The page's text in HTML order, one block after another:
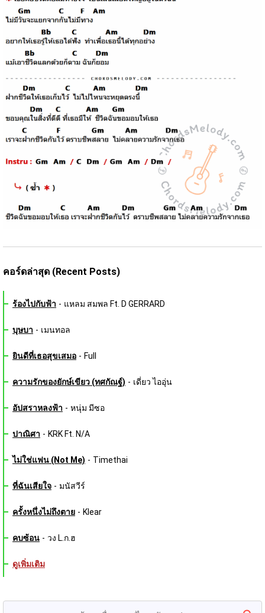
คอร์ดล่าสุด (Recent Posts)
ร้องไปกับฟ้า - แหลม สมพล Ft. D GERRARD
บุษบา - เมนทอล
ยินดีที่เธอสุขเสมอ - Full
ความรักของยักษ์เขียว (ทศกัณฐ์) - เดี่ยว ไออุ่น
อัปสราหลงฟ้า - หนุ่ม มีซอ
ปาณิศา - KRK Ft. N/A
ไม่ใช่แฟน (Not Me) - Timethai
ที่ฉันเสียใจ - มนัสวีร์
ครั้งหนึ่งไม่ถึงตาย - Klear
คบซ้อน - วง L.ก.ฮ
ดูเพิ่มเติม